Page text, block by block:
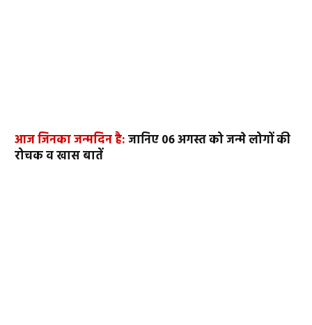
आज जिनका जन्मदिन है:जानिए 06 अगस्त को जन्मे लोगों की
रोचक व खास बातें